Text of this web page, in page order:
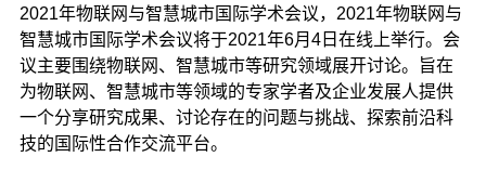
2021年物联网与智慧城市国际学术会议，2021年物联网与
智慧城市国际学术会议将于2021年6月4日在线上举行。会
议主要围绕物联网、智慧城市等研究领域展开讨论。旨在
为物联网、智慧城市等领域的专家学者及企业发展人提供
一个分享研究成果、讨论存在的问题与挑战、探索前沿科
技的国际性合作交流平台。